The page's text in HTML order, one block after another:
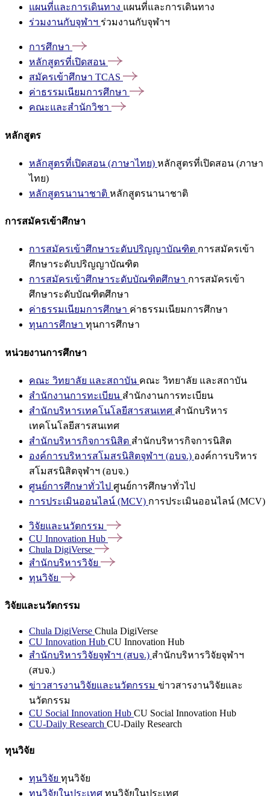
แผนที่และการเดินทาง แผนที่และการเดินทาง
ร่วมงานกับจุฬาฯ ร่วมงานกับจุฬาฯ
การศึกษา
หลักสูตรที่เปิดสอน
สมัครเข้าศึกษา TCAS
ค่าธรรมเนียมการศึกษา
คณะและสำนักวิชา
หลักสูตร
หลักสูตรที่เปิดสอน (ภาษาไทย) หลักสูตรที่เปิดสอน (ภาษา
ไทย)
หลักสูตรนานาชาติ หลักสูตรนานาชาติ
การสมัครเข้าศึกษา
การสมัครเข้าศึกษาระดับปริญญาบัณฑิต การสมัครเข้า
ศึกษาระดับปริญญาบัณฑิต
การสมัครเข้าศึกษาระดับบัณฑิตศึกษา การสมัครเข้า
ศึกษาระดับบัณฑิตศึกษา
ค่าธรรมเนียมการศึกษา ค่าธรรมเนียมการศึกษา
ทุนการศึกษา ทุนการศึกษา
หน่วยงานการศึกษา
คณะ วิทยาลัย และสถาบัน คณะ วิทยาลัย และสถาบัน
สำนักงานการทะเบียน สำนักงานการทะเบียน
สำนักบริหารเทคโนโลยีสารสนเทศ สำนักบริหาร
เทคโนโลยีสารสนเทศ
สำนักบริหารกิจการนิสิต สำนักบริหารกิจการนิสิต
องค์การบริหารสโมสรนิสิตจุฬาฯ (อบจ.) องค์การบริหาร
สโมสรนิสิตจุฬาฯ (อบจ.)
ศูนย์การศึกษาทั่วไป ศูนย์การศึกษาทั่วไป
การประเมินออนไลน์ (MCV) การประเมินออนไลน์ (MCV)
วิจัยและนวัตกรรม
CU Innovation Hub
Chula DigiVerse
สำนักบริหารวิจัย
ทุนวิจัย
วิจัยและนวัตกรรม
Chula DigiVerse Chula DigiVerse
CU Innovation Hub CU Innovation Hub
สำนักบริหารวิจัยจุฬาฯ (สบจ.) สำนักบริหารวิจัยจุฬาฯ
(สบจ.)
ข่าวสารงานวิจัยและนวัตกรรม ข่าวสารงานวิจัยและ
นวัตกรรม
CU Social Innovation Hub CU Social Innovation Hub
CU-Daily Research CU-Daily Research
ทุนวิจัย
ทุนวิจัย ทุนวิจัย
ทุนวิจัยในประเทศ ทุนวิจัยในประเทศ